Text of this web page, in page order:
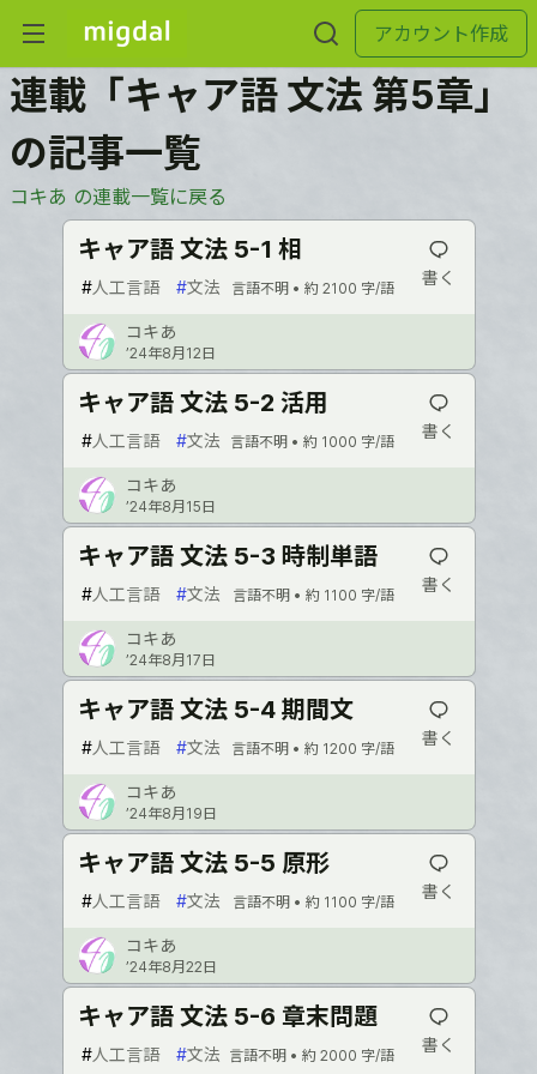
アカウント作成
連載「キャア語 文法 第5章」
の記事一覧
コキあ の連載一覧に戻る
キャア語 文法 5-1 相
#人工言語 #文法 言語不明 • 約 2100 字/語
書く
コキあ
’24年8月12日
キャア語 文法 5-2 活用
#人工言語 #文法 言語不明 • 約 1000 字/語
書く
コキあ
’24年8月15日
キャア語 文法 5-3 時制単語
#人工言語 #文法 言語不明 • 約 1100 字/語
書く
コキあ
’24年8月17日
キャア語 文法 5-4 期間文
#人工言語 #文法 言語不明 • 約 1200 字/語
書く
コキあ
’24年8月19日
キャア語 文法 5-5 原形
#人工言語 #文法 言語不明 • 約 1100 字/語
書く
コキあ
’24年8月22日
キャア語 文法 5-6 章末問題
#人工言語 #文法 言語不明 • 約 2000 字/語
書く